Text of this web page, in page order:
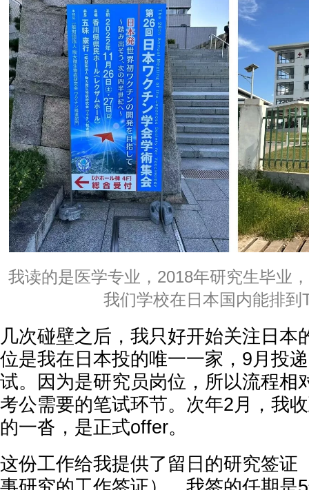
我读的是医学专业，2018年研究生毕业
我们学校在日本国内能排到
几次碰壁之后，我只好开始关注日本
位是我在日本投的唯一一家，9月投
试。因为是研究员岗位，所以流程相
考公需要的笔试环节。次年2月，我
的一沓，是正式offer。
这份工作给我提供了留日的研究签证